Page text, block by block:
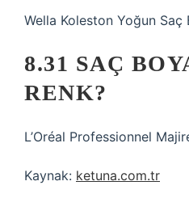
Wella Koleston Yoğun Saç
8.31 SAÇ
RENK?
L’Oréal Professionnel
Kaynak: ketuna.com.tr